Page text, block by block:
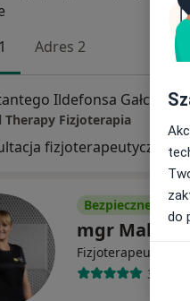
Adres 2
Therapy Fizjoterapia
fizjoterapeutyczna
Bezpieczne
mgr
Fizjoterapeuta
312
do